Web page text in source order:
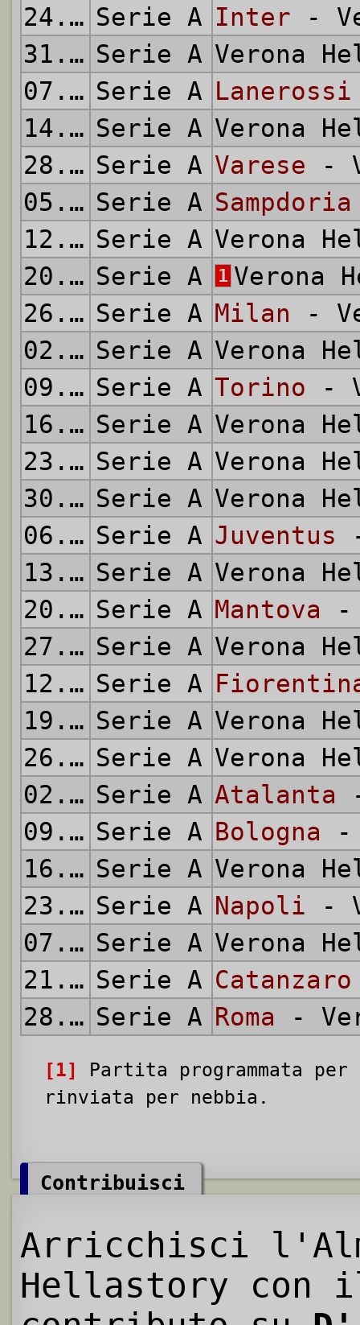
24.10.1971 Serie A Inter -
31.10.1971 Serie A Verona
07.11.1971 Serie A
14.11.1971 Serie A Verona
28.11.1971 Serie A Varese -
05.12.1971 Serie A Sampdoria
12.12.1971 Serie A Verona
20.12.1971 Serie A 1 Verona
26.12.1971 Serie A Milan -
02.01.1972 Serie A Verona
09.01.1972 Serie A Torino -
16.01.1972 Serie A Verona
23.01.1972 Serie A Verona
30.01.1972 Serie A Verona
06.02.1972 Serie A Juventus
13.02.1972 Serie A Verona
20.02.1972 Serie A Mantova -
27.02.1972 Serie A Verona
12.03.1972 Serie A
19.03.1972 Serie A Verona
26.03.1972 Serie A Verona
02.04.1972 Serie A Atalanta
09.04.1972 Serie A Bologna -
16.04.1972 Serie A Verona
23.04.1972 Serie A Napoli -
07.05.1972 Serie A Verona
21.05.1972 Serie A Catanzaro
28.05.1972 Serie A Roma -
[1]
Partita programmata
rinviata per nebbia.
Contribuisci
Arricchisci
Hellastory con